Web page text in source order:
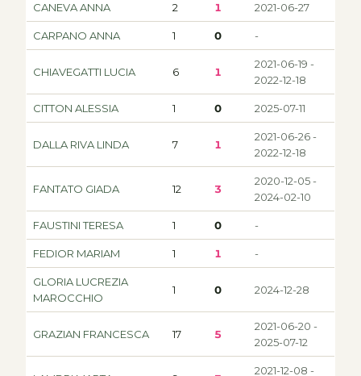
CANEVA ANNA 2 1 2021-06-27
CARPANO ANNA 1 0 -
CHIAVEGATTI LUCIA 6 1
2021-06-19 -
2022-12-18
CITTON ALESSIA 1 0 2025-07-11
DALLA RIVA LINDA 7 1
2021-06-26 -
2022-12-18
FANTATO GIADA 12 3
2020-12-05 -
2024-02-10
FAUSTINI TERESA 1 0 -
FEDIOR MARIAM 1 1 -
GLORIA LUCREZIA
MAROCCHIO
1 0 2024-12-28
GRAZIAN FRANCESCA 17 5
2021-06-20 -
2025-07-12
2021-12-08 -